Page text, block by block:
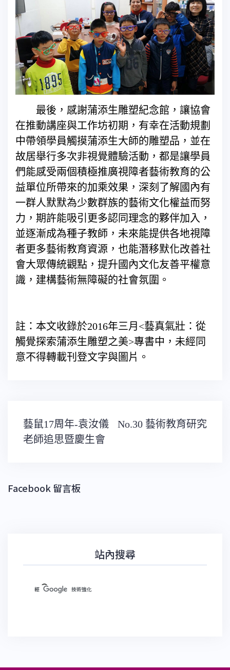
最後，感謝蒲添生雕塑紀念館，讓協會
在推動講座與工作坊初期，有幸在活動規劃
中帶領學員觸摸蒲添生大師的雕塑品，並在
故居舉行多次非視覺體驗活動，都是讓學員
們能感受兩個積極推廣視障者藝術教育的公
益單位所帶來的加乘效果，深刻了解國內有
一群人默默為少數群族的藝術文化權益而努
力，期許能吸引更多認同理念的夥伴加入，
並逐漸成為種子教師，未來能提供各地視障
者更多藝術教育資源，也能潛移默化改善社
會大眾傳統觀點，提升國內文化友善平權意
識，建構藝術無障礙的社會氛圍。
註：本文收錄於2016年三月<藝真氣壯：從
觸覺探索蒲添生雕塑之美>專書中，未經同
意不得轉載刊登文字與圖片。
文
章
導
藝鼠17周年-袁汝儀
老師追思暨慶生會
No.30 藝術教育研究
Facebook 留言板
站內搜尋